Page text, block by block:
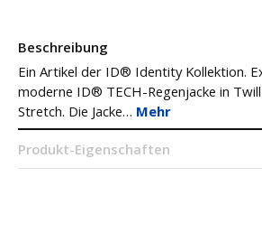
Beschreibung
Ein Artikel der ID® Identity Kollektion.
moderne ID® TECH-Regenjacke in
Stretch. Die Jacke… Mehr
Produkt-Eigenschaften